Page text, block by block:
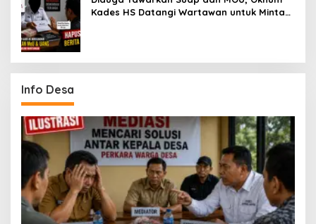
Kades HS Datangi Wartawan untuk Minta
Info Desa